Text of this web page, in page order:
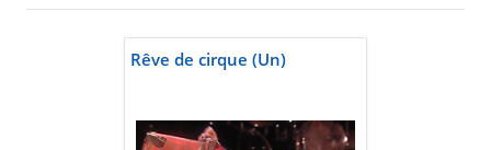
Rêve de cirque (Un)